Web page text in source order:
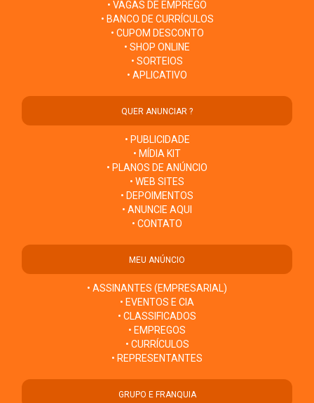
• VAGAS DE EMPREGO
• BANCO DE CURRÍCULOS
• CUPOM DESCONTO
• SHOP ONLINE
• SORTEIOS
• APLICATIVO
QUER ANUNCIAR ?
• PUBLICIDADE
• MÍDIA KIT
• PLANOS DE ANÚNCIO
• WEB SITES
• DEPOIMENTOS
• ANUNCIE AQUI
• CONTATO
MEU ANÚNCIO
• ASSINANTES (EMPRESARIAL)
• EVENTOS E CIA
• CLASSIFICADOS
• EMPREGOS
• CURRÍCULOS
• REPRESENTANTES
GRUPO E FRANQUIA